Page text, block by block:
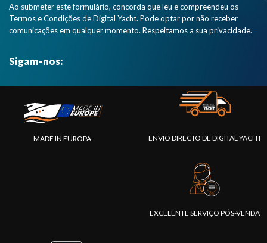
Ao submeter este formulário, concorda que leu e compreendeu os
Termos e Condições de Digital Yacht. Pode optar por não receber
comunicações em qualquer momento. Respeitamos a sua privacidade.
Sigam-nos:
MADE IN EUROPA ENVIO DIRECTO DE DIGITAL YACHT
EXCELENTE SERVIÇO PÓS-VENDA